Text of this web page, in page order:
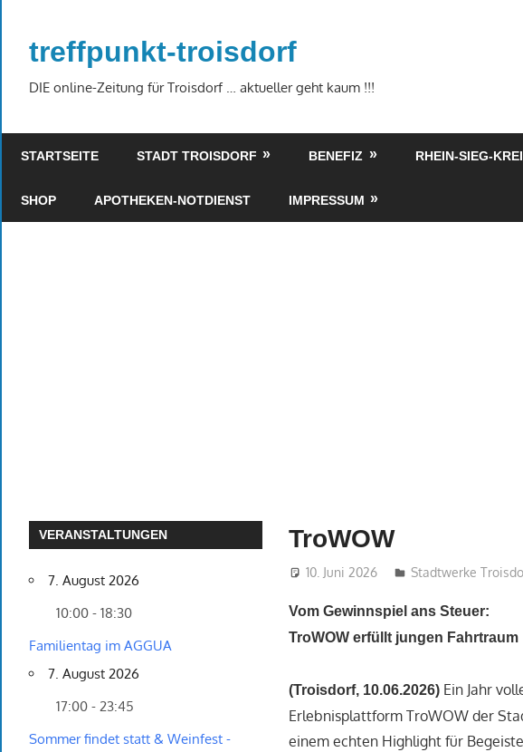
springen
treffpunkt-troisdorf
DIE online-Zeitung für Troisdorf … aktueller geht kaum !!!
STARTSEITE STADT TROISDORF BENEFIZ RHEIN-SIEG-
SHOP APOTHEKEN-NOTDIENST IMPRESSUM
TroWOW
10. Juni 2026 treffpunkt
Stadtwerke
Vom Gewinnspiel ans Steuer:
TroWOW erfüllt jungen Fahrtraum
(Troisdorf, 10.06.2026) Ein Jahr
Erlebnisplattform TroWOW der
einem echten Highlight für
VERANSTALTUNGEN
7. August 2026
10:00 - 18:30
Familientag im AGGUA
7. August 2026
17:00 - 23:45
Sommer findet statt & Weinfest -